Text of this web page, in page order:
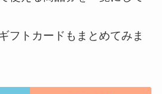
フトカードもまとめてみま